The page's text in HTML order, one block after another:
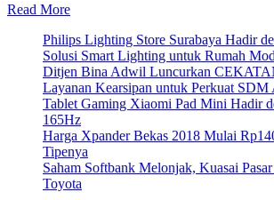
Read More
Philips Lighting Store Surabaya Hadir
Solusi Smart Lighting untuk Rumah
Ditjen Bina Adwil Luncurkan
Layanan Kearsipan untuk Perkuat SDM
Tablet Gaming Xiaomi Pad Mini Hadir
165Hz
Harga Xpander Bekas 2018 Mulai
Tipenya
Saham Softbank Melonjak, Kuasai
Toyota